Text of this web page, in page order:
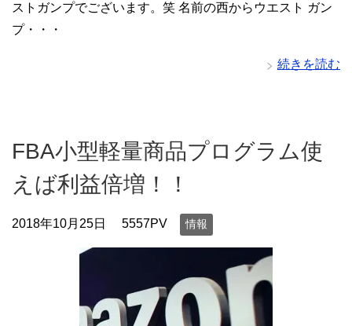
ストガンプでございます。笑 名前の西からウエスト ガン
プ・・・
続きを読む
FBA小型軽量商品プログラム使
えば利益倍増！！
2018年10月25日 5557PV 情報